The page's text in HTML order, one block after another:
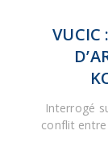
VUCIC
Interrogé
conflit entre